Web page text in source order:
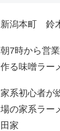
新潟本町 鈴
朝7時から営
作る味噌ラー
家系初心者が
場の家系ラー
田家